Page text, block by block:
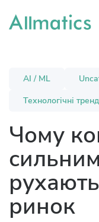
AI / ML
Технологічні
Чому
ринок